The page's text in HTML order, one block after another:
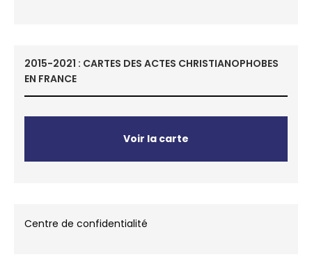
2015-2021 : CARTES DES ACTES CHRISTIANOPHOBES
EN FRANCE
Voir la carte
Centre de confidentialité